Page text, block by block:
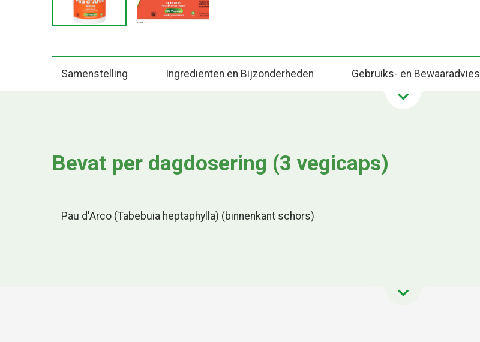
Samenstelling Ingrediënten en Bijzonderheden Gebruiks- en Bewaaradvies
Bevat per dagdosering (3 vegicaps)
Pau d'Arco (Tabebuia heptaphylla) (binnenkant schors)